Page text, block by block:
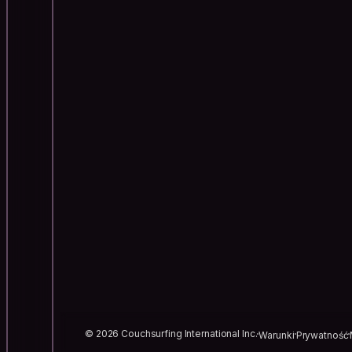
© 2026 Couchsurfing International Inc.WarunkiPrywatność